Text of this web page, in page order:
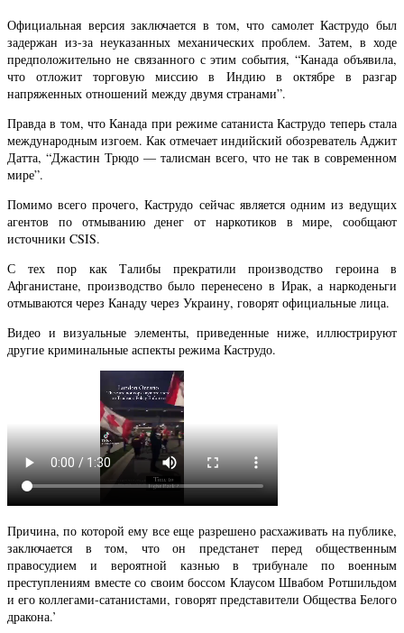
Официальная версия заключается в том, что самолет Каструдо был
задержан из-за неуказанных механических проблем. Затем, в ходе
предположительно не связанного с этим события, “Канада объявила,
что отложит торговую миссию в Индию в октябре в разгар
напряженных отношений между двумя странами”.
Правда в том, что Канада при режиме сатаниста Каструдо теперь стала
международным изгоем. Как отмечает индийский обозреватель Аджит
Датта, “Джастин Трюдо — талисман всего, что не так в современном
мире”.
Помимо всего прочего, Каструдо сейчас является одним из ведущих
агентов по отмыванию денег от наркотиков в мире, сообщают
источники CSIS.
С тех пор как Талибы прекратили производство героина в
Афганистане, производство было перенесено в Ирак, а наркоденьги
отмываются через Канаду через Украину, говорят официальные лица.
Видео и визуальные элементы, приведенные ниже, иллюстрируют
другие криминальные аспекты режима Каструдо.
Причина, по которой ему все еще разрешено расхаживать на публике,
заключается в том, что он предстанет перед общественным
правосудием и вероятной казнью в трибунале по военным
преступлениям вместе со своим боссом Клаусом Швабом Ротшильдом
и его коллегами-сатанистами, говорят представители Общества Белого
дракона.’